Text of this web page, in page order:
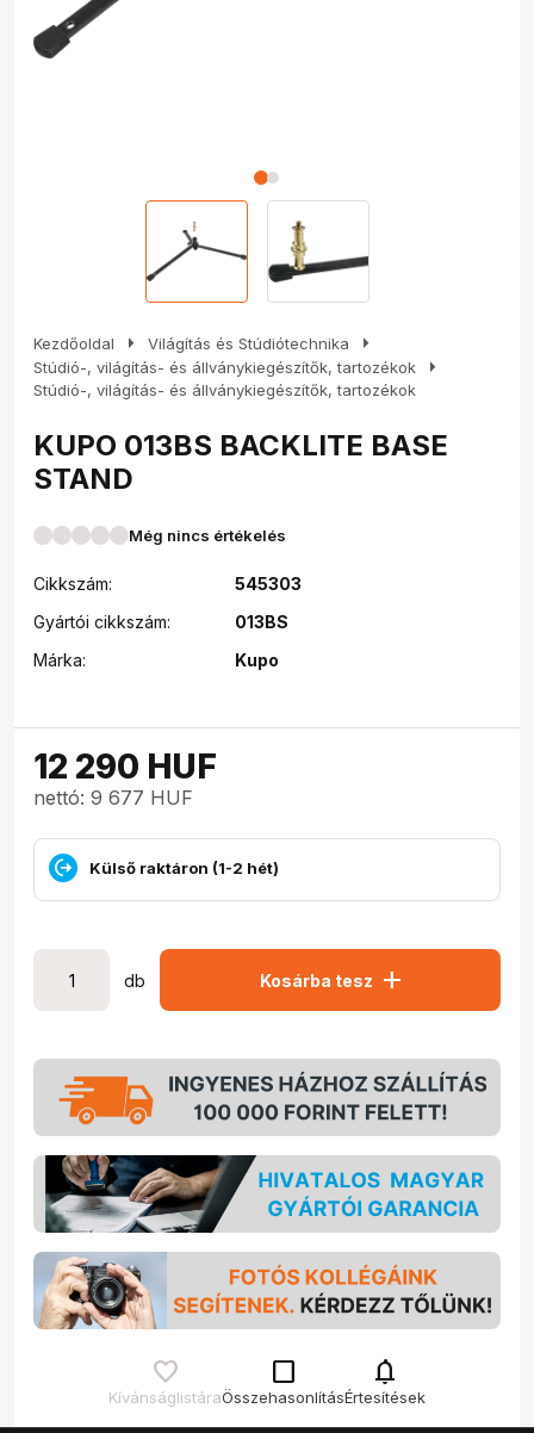
Kezdőoldal arrow_right Világítás és Stúdiótechnika arrow_right
Stúdió-, világítás- és állványkiegészítők, tartozékok arrow_right
Stúdió-, világítás- és állványkiegészítők, tartozékok
KUPO 013BS BACKLITE BASE
STAND
Még nincs értékelés
Cikkszám:
545303
Gyártói cikkszám:
013BS
Márka:
Kupo
12 290 HUF
nettó: 9 677 HUF
Külső raktáron (1-2 hét)
db Kosárba tesz add
Kívánságlistára
check_box_outline_blank
Összehasonlítás
notifications
Értesítések